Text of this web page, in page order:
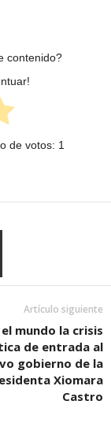
contenido?
de votos: 1
Artículo siguiente
mundo la crisis
de entrada al
gobierno de la
Xiomara
Castro